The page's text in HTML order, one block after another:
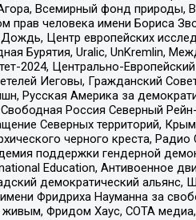
Всемирный фонд природы,
прав человека имени Бориса
Центр европейских
Бурятия, Uralic, UnKremlin,
2024, Центрально-
Иеговы, Гражданский
Русская Америка за
Россия Северный
Северных территорий,
черного креста,
поддержки гендерной
Education, Антивоенное
демократический
Фридриха Науманна за
живым, Фридом Хаус, СОТА